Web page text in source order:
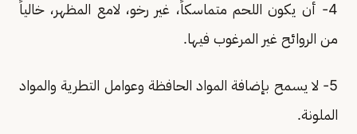
4- أن يكون اللحم متماسكاً، غير رخو، لامع المظهر، خالياً
من الروائح غير المرغوب فيها.
5- لا يسمح بإضافة المواد الحافظة وعوامل التطرية والمواد
الملونة.